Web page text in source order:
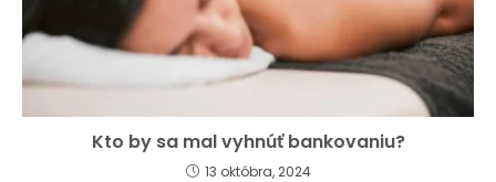
Kto by sa mal vyhnúť bankovaniu?
13 októbra, 2024